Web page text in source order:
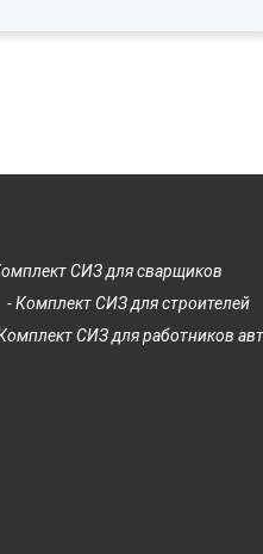
СИЗ для сварщиков
- Комплект СИЗ для строителей
СИЗ для работников